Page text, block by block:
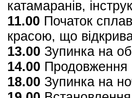
катамаранів,
11.00 Початок
красою, що
13.00 Зупинка на
14.00 Продовження
18.00 Зупинка на